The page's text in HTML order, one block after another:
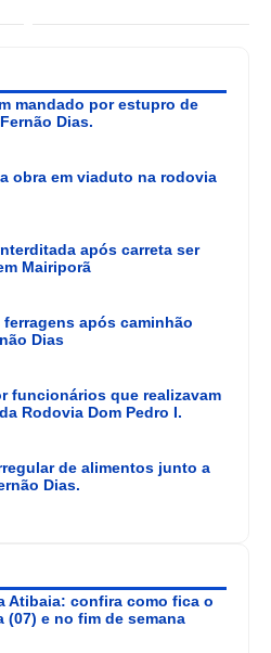
mandado por estupro de
Dias.
obra em viaduto na rodovia
após carreta ser
Mairiporã
após caminhão
Dias
funcionários que realizavam
Rodovia Dom Pedro I.
de alimentos junto a
Dias.
Atibaia: confira como fica o
e no fim de semana